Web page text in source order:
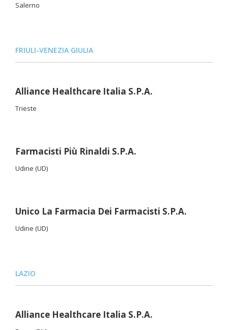
Salerno
FRIULI-VENEZIA GIULIA
Alliance Healthcare Italia S.P.A.
Trieste
Farmacisti Più Rinaldi S.P.A.
Udine (UD)
Unico La Farmacia Dei Farmacisti S.P.A.
Udine (UD)
LAZIO
Alliance Healthcare Italia S.P.A.